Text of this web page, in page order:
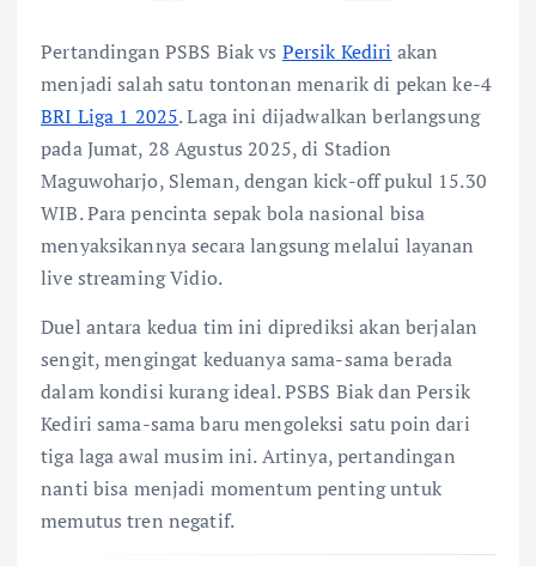
Pertandingan PSBS Biak vs Persik Kediri akan
menjadi salah satu tontonan menarik di pekan ke-4
BRI Liga 1 2025. Laga ini dijadwalkan berlangsung
pada Jumat, 28 Agustus 2025, di Stadion
Maguwoharjo, Sleman, dengan kick-off pukul 15.30
WIB. Para pencinta sepak bola nasional bisa
menyaksikannya secara langsung melalui layanan
live streaming Vidio.
Duel antara kedua tim ini diprediksi akan berjalan
sengit, mengingat keduanya sama-sama berada
dalam kondisi kurang ideal. PSBS Biak dan Persik
Kediri sama-sama baru mengoleksi satu poin dari
tiga laga awal musim ini. Artinya, pertandingan
nanti bisa menjadi momentum penting untuk
memutus tren negatif.